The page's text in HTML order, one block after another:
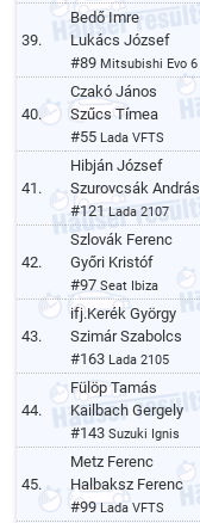
39.
Bedő Imre
Lukács József
#89 Mitsubishi Evo 6
40.
Czakó János
Szűcs Tímea
#55 Lada VFTS
41.
Hibján József
Szurovcsák András
#121Lada 2107
42.
Szlovák Ferenc
Győri Kristóf
#97Seat Ibiza
43.
ifj.Kerék György
Szimár Szabolcs
#163 Lada 2105
44.
Fülöp Tamás
Kailbach Gergely
#143Suzuki Ignis
45.
Metz Ferenc
Halbaksz Ferenc
#99Lada VFTS